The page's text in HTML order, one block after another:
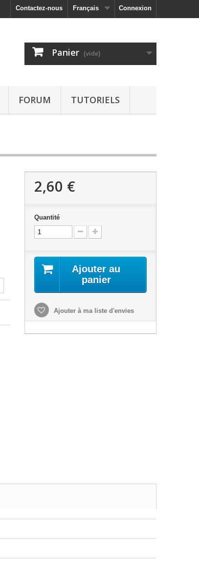
Connexion
Français
Contactez-nous
Panier (vide)
FORUM TUTORIELS
2,60 €
Quantité
Ajouter au
panier
Ajouter à ma liste d'envies